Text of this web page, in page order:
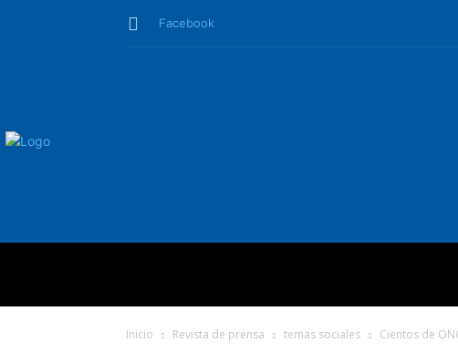
Facebook
Inicio Revista de prensa temas sociales Cientos de